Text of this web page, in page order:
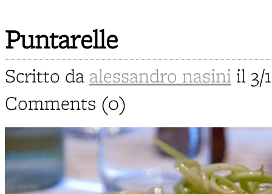
Puntarelle
Scritto da alessandro nasini il 3/
Comments (0)